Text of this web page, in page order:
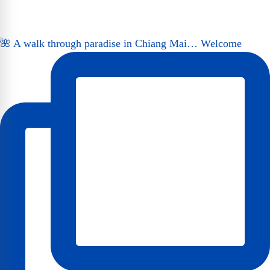
🌺 A walk through paradise in Chiang Mai… Welcome